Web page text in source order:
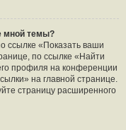
мной темы?
ссылке «Показать ваши
по ссылке «Найти
профиля на конференции
на главной странице.
страницу расширенного